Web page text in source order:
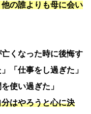
の誰よりも母に会い
くなった時に後悔す
「仕事をし過ぎた」
使い過ぎた」
はやろうと心に決